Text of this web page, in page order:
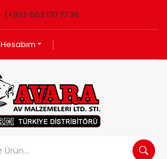
(+90)-553 170 77 36
Hesabım